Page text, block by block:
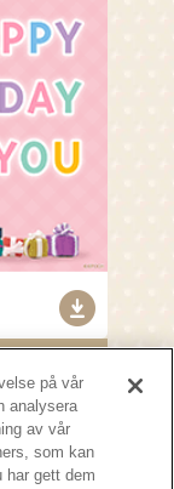
på vår
analysera
av vår
som kan
har gett dem